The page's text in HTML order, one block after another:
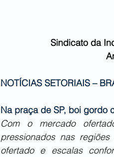
Sindicato da
NOTÍCIAS SETORIAIS –
Na praça de SP, boi gordo
Com o mercado
pressionados nas
ofertado e escalas